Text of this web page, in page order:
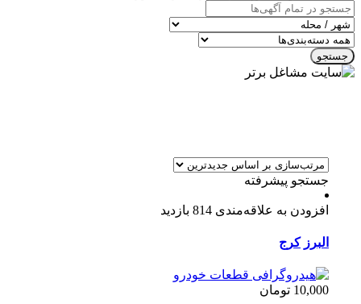
جستجو
جستجو پیشرفته
افزودن به علاقه‌مندی 814 بازدید
البرز کرج
10,000 تومان